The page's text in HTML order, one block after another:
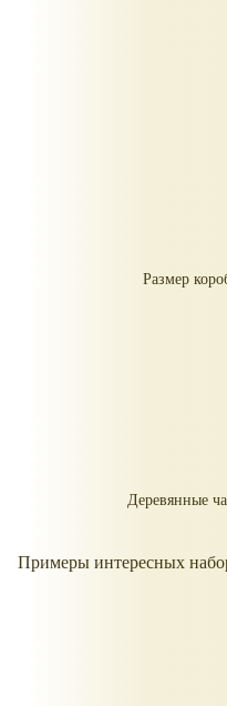
Размер
Деревянные
Примеры интересных